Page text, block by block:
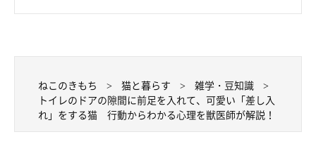
「今回のおちゃまるくんは、見えないドアの先にいる飼い主さん
と中の様子が気になり、隙間に前足を入れたのだと思います。こ
うした行動を見せる猫は、飼い主さんと行動したいコや、好奇心
ねこのきもち 猫と暮らす
雑学・豆知識
トイレのドアの隙間に前足を入れて、可愛い「差し入
れ」をする猫 行動からわかる心理を獣医師が解説！